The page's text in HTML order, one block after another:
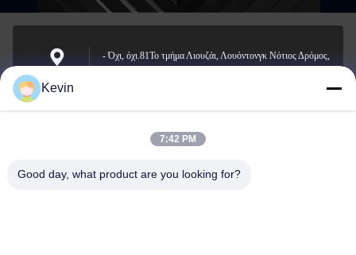
Διεύθυνση
- Όχι, όχι.81Το τμήμα Λιουζάι, Λουόντονγκ Νότιος Δρόμος,
Ηλεκτρονικό
ταχυδρομείο
Kevin
7:42 PM
Good day, what product are you looking for?